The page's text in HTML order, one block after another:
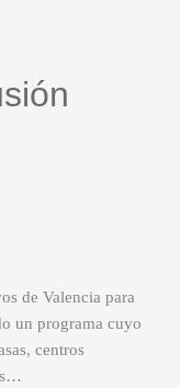
de Valencia para
un programa cuyo
centros